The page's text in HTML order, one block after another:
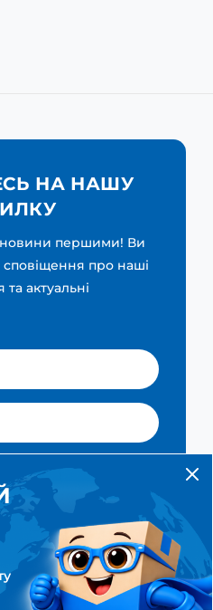
НА НАШУ
новини першими! Ви
про наші
актуальні
Українська